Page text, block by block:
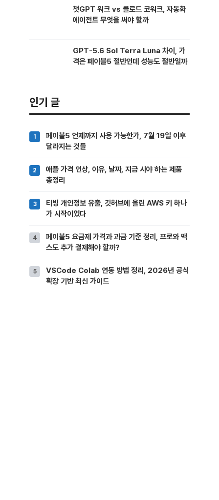
챗GPT 워크 vs 클로드 코워크, 자동화
에이전트 무엇을 써야 할까
GPT-5.6 Sol Terra Luna 차이, 가
격은 페이블5 절반인데 성능도 절반일까
인기 글
페이블5 언제까지 사용 가능한가, 7월 19일 이후
달라지는 것들
애플 가격 인상, 이유, 날짜, 지금 사야 하는 제품
총정리
티빙 개인정보 유출, 깃허브에 올린 AWS 키 하나
가 시작이었다
페이블5 요금제 가격과 과금 기준 정리, 프로와 맥
스도 추가 결제해야 할까?
VSCode Colab 연동 방법 정리, 2026년 공식
확장 기반 최신 가이드